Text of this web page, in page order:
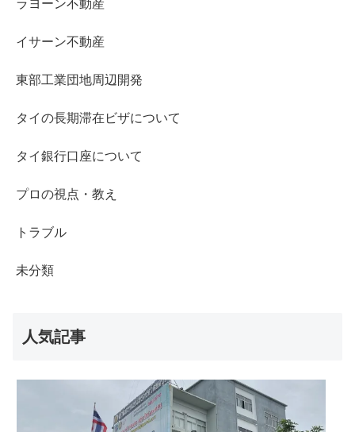
ラヨーン不動産
イサーン不動産
東部工業団地周辺開発
タイの長期滞在ビザについて
タイ銀行口座について
プロの視点・教え
トラブル
未分類
人気記事